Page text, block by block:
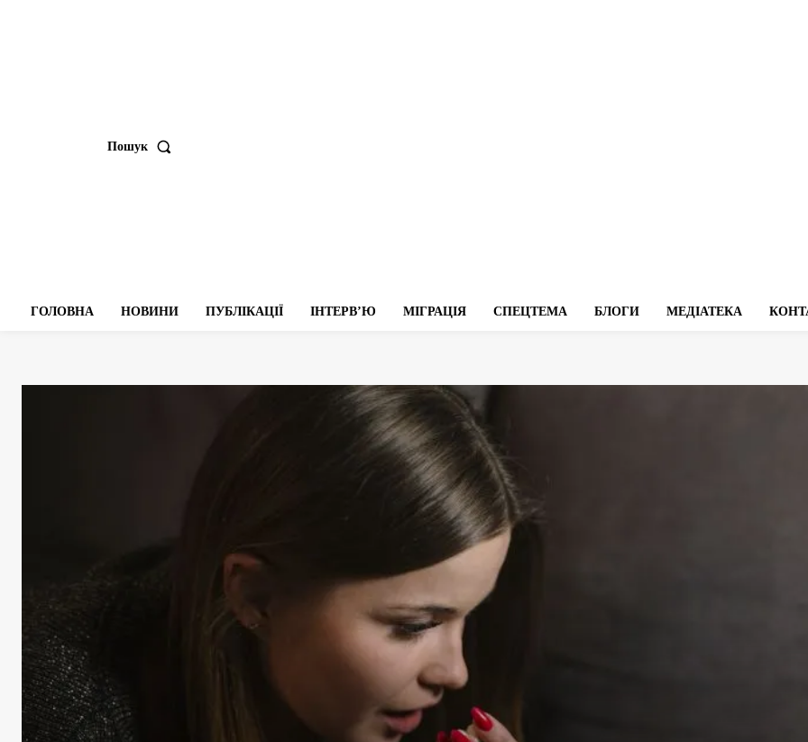
Пошук
ГОЛОВНА НОВИНИ ПУБЛІКАЦІЇ ІНТЕРВʼЮ МІГРАЦІЯ СПЕЦТЕМА БЛОГИ МЕДІАТЕКА